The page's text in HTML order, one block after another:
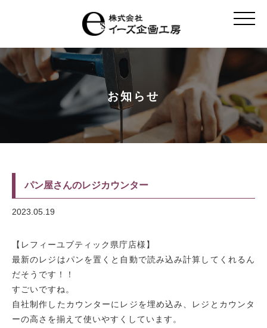
t
o
a
i
g
a
i
o
お知らせ
パン屋さんのレジカウンター
2023.05.19
【レフィーユブティック県庁店様】
最新のレジはパンを置くと自動で読み込み計算してくれるん
だそうです！！
すごいですね。
自社制作したカウンターにレジを埋め込み、レジとカウンタ
ーの高さを揃えて使いやすくしています。